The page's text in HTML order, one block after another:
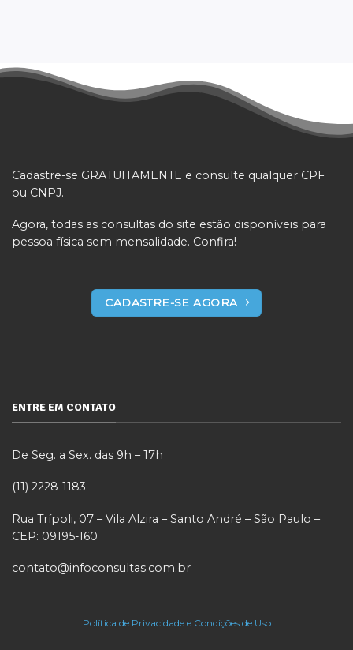
Cadastre-se GRATUITAMENTE e consulte qualquer CPF
ou CNPJ.
Agora, todas as consultas do site estão disponíveis para
pessoa física sem mensalidade. Confira!
CADASTRE-SE AGORA
ENTRE EM CONTATO
De Seg. a Sex. das 9h – 17h
(11) 2228-1183
Rua Trípoli, 07 – Vila Alzira – Santo André – São Paulo –
CEP: 09195-160
contato@infoconsultas.com.br
Política de Privacidade e Condições de Uso